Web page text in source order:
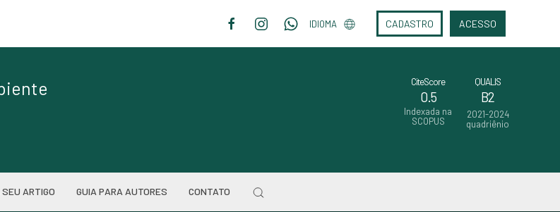
IDIOMA CADASTRO ACESSO
CiteScore
0.5
Indexada na
SCOPUS
QUALIS
B2
2021-2024
quadriênio
ARTIGO GUIA PARA AUTORES CONTATO